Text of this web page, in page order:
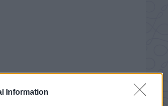
Information